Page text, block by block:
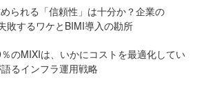
られる「信頼性」は十分か？企業の
敗するワケとBIMI導入の勘所
のMIXIは、いかにコストを最適化してい
るインフラ運用戦略